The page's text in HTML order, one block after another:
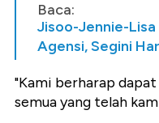
Baca:
Jisoo-Jennie-Lisa
Agensi, Segini
"Kami berharap
semua yang telah